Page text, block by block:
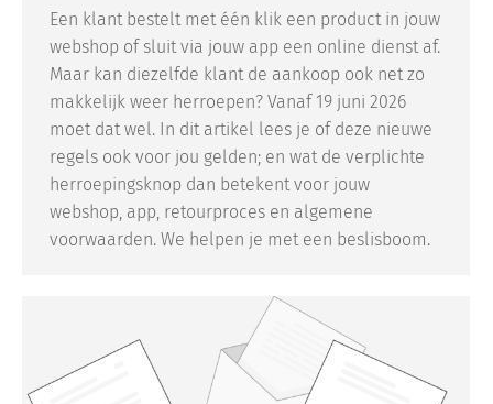
Een klant bestelt met één klik een product in jouw
webshop of sluit via jouw app een online dienst af.
Maar kan diezelfde klant de aankoop ook net zo
makkelijk weer herroepen? Vanaf 19 juni 2026
moet dat wel. In dit artikel lees je of deze nieuwe
regels ook voor jou gelden; en wat de verplichte
herroepingsknop dan betekent voor jouw
webshop, app, retourproces en algemene
voorwaarden. We helpen je met een beslisboom.